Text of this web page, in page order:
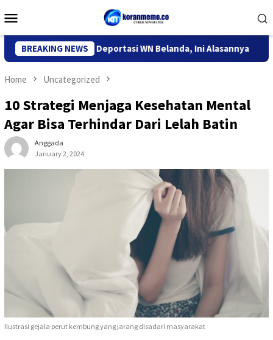
to
Menu
BREAKING NEWS
Kediri Deportasi WN Belanda, Ini Alasannya 9
Home Uncategorized
10 Strategi Menjaga Kesehatan Mental
Agar Bisa Terhindar Dari Lelah Batin
Anggada
January 2, 2024
Ilustrasi gejala perut kembung yang jarang disadari masyarakat